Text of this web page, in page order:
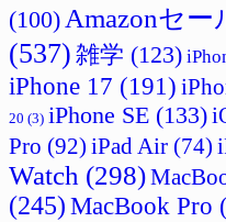
(100) Amazonセー
(537) 雑学 (123)
iPhone 17 (191)
20 (3) iPhone SE (133)
Pro (92) iPad Air (74)
Watch (298)
(245) MacBook Pro